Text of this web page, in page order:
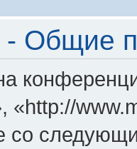
Общие
со